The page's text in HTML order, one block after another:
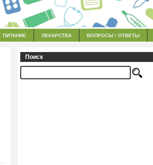
ПИТАНИЕ ЛЕКАРСТВА ВОПРОСЫ / ОТВЕТЫ
Поиск